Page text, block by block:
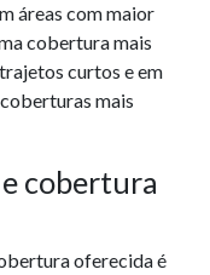
áreas com maior
cobertura mais
curtos e em
mais
cobertura
oferecida é